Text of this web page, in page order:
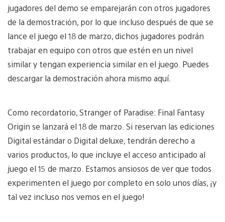
jugadores del demo se emparejarán con otros jugadores
de la demostración, por lo que incluso después de que se
lance el juego el 18 de marzo, dichos jugadores podrán
trabajar en equipo con otros que estén en un nivel
similar y tengan experiencia similar en el juego. Puedes
descargar la demostración ahora mismo aquí.
Como recordatorio, Stranger of Paradise: Final Fantasy
Origin se lanzará el 18 de marzo. Si reservan las ediciones
Digital estándar o Digital deluxe, tendrán derecho a
varios productos, lo que incluye el acceso anticipado al
juego el 15 de marzo. Estamos ansiosos de ver que todos
experimenten el juego por completo en solo unos días, ¡y
tal vez incluso nos vemos en el juego!